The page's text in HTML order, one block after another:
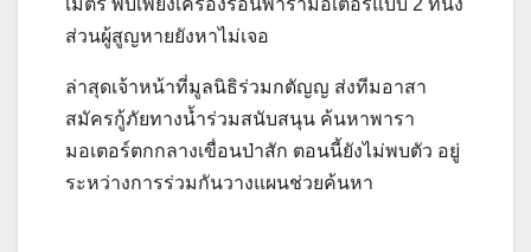
ส่วนผู้สูญหายยังหาไม่เจอ
ล่าสุดเจ้าหน้าที่มูลนิธิร่วมกตัญญ ส่งทีมอาสา
สมัครกู้ภัยทางน้ำร่วมสนับสนุน ค้นหาพารา
มอเตอร์ตกกลางเขื่อนป่าสัก ตอนนี้ยังไม่พบตัว อยู่
ระหว่างการร่วมกันวางแผนช่วยค้นหา